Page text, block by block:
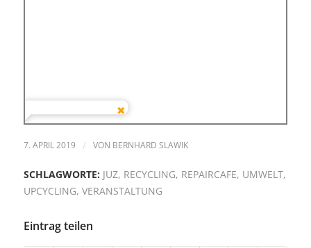
7. APRIL 2019 / VON BERNHARD SLAWIK
SCHLAGWORTE: JUZ, RECYCLING, REPAIRCAFE, UMWELT,
UPCYCLING, VERANSTALTUNG
Eintrag teilen